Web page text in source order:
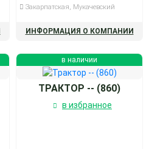
Закарпатская, Мукачевский
ИНФОРМАЦИЯ О КОМПАНИИ
в наличии
ТРАКТОР -- (860)
в избранное